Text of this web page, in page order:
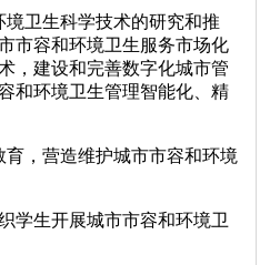
卫生科学技术的研究和推
市容和环境卫生服务市场化
，建设和完善数字化城市管
和环境卫生管理智能化、精
，营造维护城市市容和环境
学生开展城市市容和环境卫